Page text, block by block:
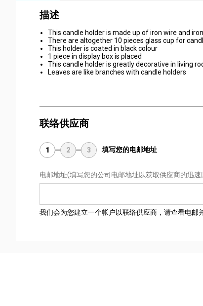
描述
This candle holder is made up of iron wire and
There are altogether 10 pieces glass cup for
This holder is coated in black colour
1 piece in display box is placed
This candle holder is greatly decorative in living
Leaves are like branches with candle holders
联络供应商
1 2 3 填写您的电邮地址
电邮地址(填写您的公司电邮地址以获取供应商的迅速
我们会为您建立一个帐户以联络供应商，请查看电邮